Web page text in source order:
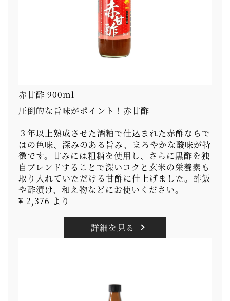
赤甘酢 900ml
圧倒的な旨味がポイント！赤甘酢
３年以上熟成させた酒粕で仕込まれた赤酢ならで
はの色味、深みのある旨み、まろやかな酸味が特
徴です。甘みには粗糖を使用し、さらに黒酢を独
自ブレンドすることで深いコクと玄米の栄養素も
取り入れていただける甘酢に仕上げました。酢飯
や酢漬け、和え物などにお使いください。
¥ 2,376 より
詳細を見る